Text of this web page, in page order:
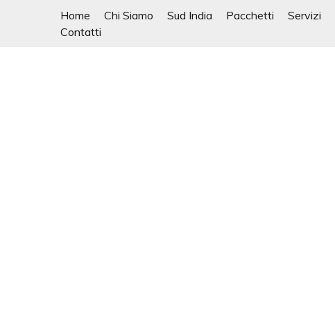
Home Chi Siamo Sud India Pacchetti Servizi
Contatti